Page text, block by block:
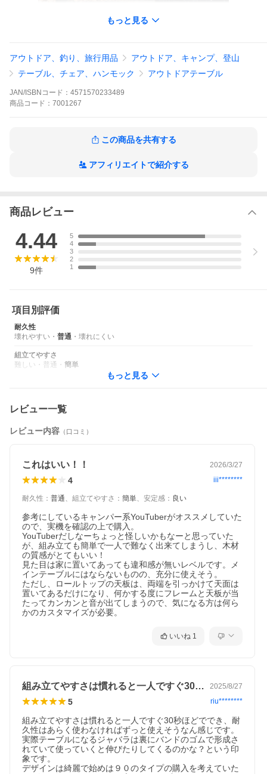
カラーは様々なシーンに
マッチする3色展開
ゴム部分は天板になじむブラウンと
もっと見る
アウトドア、釣り、旅行用品
アウトドア、キャンプ、登山
テーブル、チェア、ハンモック
アウトドアテーブル
JAN/ISBNコード： 4571570233489
商品 コード： 7001267
この商品を共有する
アフィリエイトで紹介する
商品レビュー
4.44
9件
5
4
3
2
1
項目別評価
耐久性
壊れやすい ・ 普通 ・ 壊れにくい
組立てやすさ
難しい ・ 普通 ・ 簡単
もっと見る
レビュー一覧
レビュー内容 （口コミ）
これはいい！！ 2026/3/27
4 iii********
耐久性 ： 普通、 組立てやすさ ： 簡単、 安定感 ： 良い
参考にしているキャンパー系YouTuberがオススメしていた
ので、実機を確認の上で購入。
YouTuberだしなーちょっと怪しいかもなーと思っていた
が、組み立ても簡単で一人で難なく出来てしまうし、木材
の質感がとてもいい！
見た目は家に置いてあっても違和感が無いレベルです。メ
インテーブルにはならないものの、充分に使えそう。
ただし、ロールトップの天板は、両端を引っかけて天面は
置いてあるだけになり、何かする度にフレームと天板が当
たってカンカンと音が出てしまうので、気になる方は何ら
かのカスタマイズが必要。
いいね 1
組み立てやすさは慣れると一人ですぐ30… 2025/8/27
5 riu********
組み立てやすさは慣れると一人ですぐ30秒ほどででき、耐
久性はあらく使わなければずっと使えそうなん感じです。
実際テーブルになるジャバラは裏にバンドのゴムで形成さ
れていて使っていくと伸びたりしてくるのかな？という印
象です。
デザインは綺麗で始めは９０のタイプの購入を考えていた